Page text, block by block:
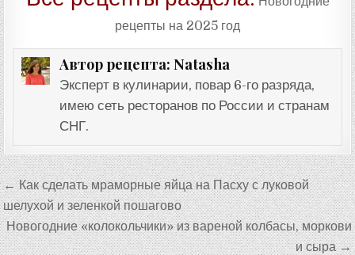
рецепты на 2025 год
Автор рецепта: Natasha
Эксперт в кулинарии, повар 6-го разряда,
имею сеть ресторанов по России и странам
СНГ.
Навигация
по
записям
← Как сделать мраморные яйца на Пасху с луковой
шелухой и зеленкой пошагово
Новогодние «колокольчики» из вареной колбасы, моркови
и сыра →